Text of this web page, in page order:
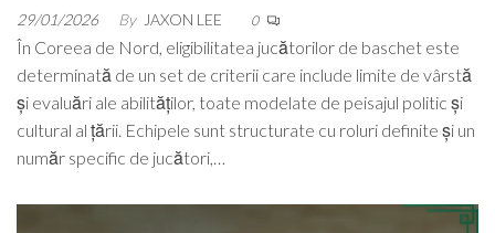
29/01/2026 By JAXON LEE 0
În Coreea de Nord, eligibilitatea jucătorilor de baschet este
determinată de un set de criterii care include limite de vârstă
și evaluări ale abilităților, toate modelate de peisajul politic și
cultural al țării. Echipele sunt structurate cu roluri definite și un
număr specific de jucători,…